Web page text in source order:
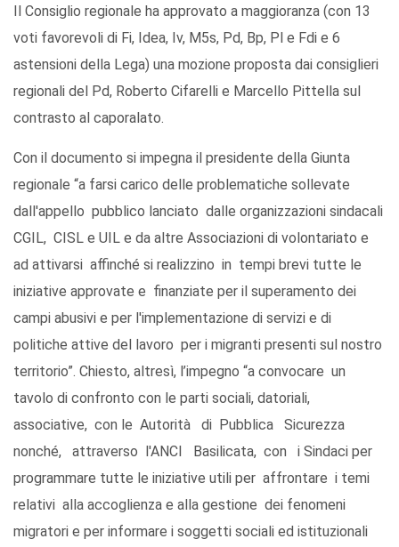
Il Consiglio regionale ha approvato a maggioranza (con 13
voti favorevoli di Fi, Idea, Iv, M5s, Pd, Bp, Pl e Fdi e 6
astensioni della Lega) una mozione proposta dai consiglieri
regionali del Pd, Roberto Cifarelli e Marcello Pittella sul
contrasto al caporalato.
Con il documento si impegna il presidente della Giunta
regionale “a farsi carico delle problematiche sollevate
dall'appello pubblico lanciato dalle organizzazioni sindacali
CGIL, CISL e UIL e da altre Associazioni di volontariato e
ad attivarsi affinché si realizzino in tempi brevi tutte le
iniziative approvate e finanziate per il superamento dei
campi abusivi e per l'implementazione di servizi e di
politiche attive del lavoro per i migranti presenti sul nostro
territorio”. Chiesto, altresì, l’impegno “a convocare un
tavolo di confronto con le parti sociali, datoriali,
associative, con le Autorità di Pubblica Sicurezza
nonché, attraverso l'ANCI Basilicata, con i Sindaci per
programmare tutte le iniziative utili per affrontare i temi
relativi alla accoglienza e alla gestione dei fenomeni
migratori e per informare i soggetti sociali ed istituzionali